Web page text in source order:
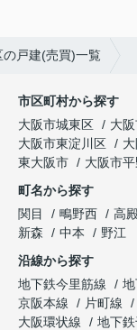
戸建(売買)一覧
市区町村から探す
大阪市城東区
大
大阪市東淀川区
東大阪市
大阪市
町名から探す
関目
鴫野西 高
新森
中本
野江
沿線から探す
地下鉄今里筋線
京阪本線
片町線
大阪環状線
地下